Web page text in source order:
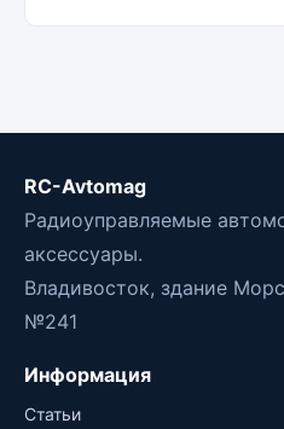
RC-Avtomag
Радиоуправляемые
аксессуары.
Владивосток, здание
№241
Информация
Статьи